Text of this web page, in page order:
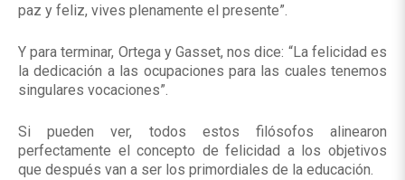
paz y feliz, vives plenamente el presente”.
Y para terminar, Ortega y Gasset, nos dice: “La felicidad es
la dedicación a las ocupaciones para las cuales tenemos
singulares vocaciones”.
Si pueden ver, todos estos filósofos alinearon
perfectamente el concepto de felicidad a los objetivos
que después van a ser los primordiales de la educación.